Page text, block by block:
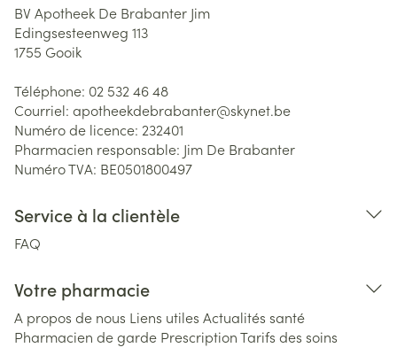
BV Apotheek De Brabanter Jim
Edingsesteenweg 113
1755 Gooik
Téléphone: 02 532 46 48
Courriel: apotheekdebrabanter@skynet.be
Numéro de licence: 232401
Pharmacien responsable: Jim De Brabanter
Numéro TVA: BE0501800497
Service à la clientèle
FAQ
Votre pharmacie
A propos de nous Liens utiles Actualités santé
Pharmacien de garde PrescriptionTarifs des soins